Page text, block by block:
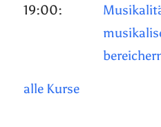
19:00:
alle Kurse